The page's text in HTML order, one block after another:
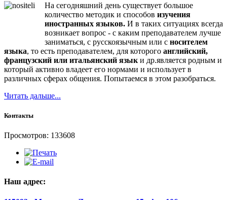
На сегодняшний день существует большое
количество методик и способов изучения
иностранных языков. И в таких ситуациях всегда
возникает вопрос - с каким преподавателем лучше
заниматься, с русскоязычным или с носителем
языка, то есть преподавателем, для которого английский,
французский или итальянский язык и др.является родным и
который активно владеет его нормами и использует в
различных сферах общения. Попытаемся в этом разобраться.
Читать дальше...
Контакты
Просмотров: 133608
Наш адрес: